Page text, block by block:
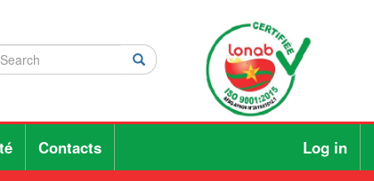
Search
Contacts Log in